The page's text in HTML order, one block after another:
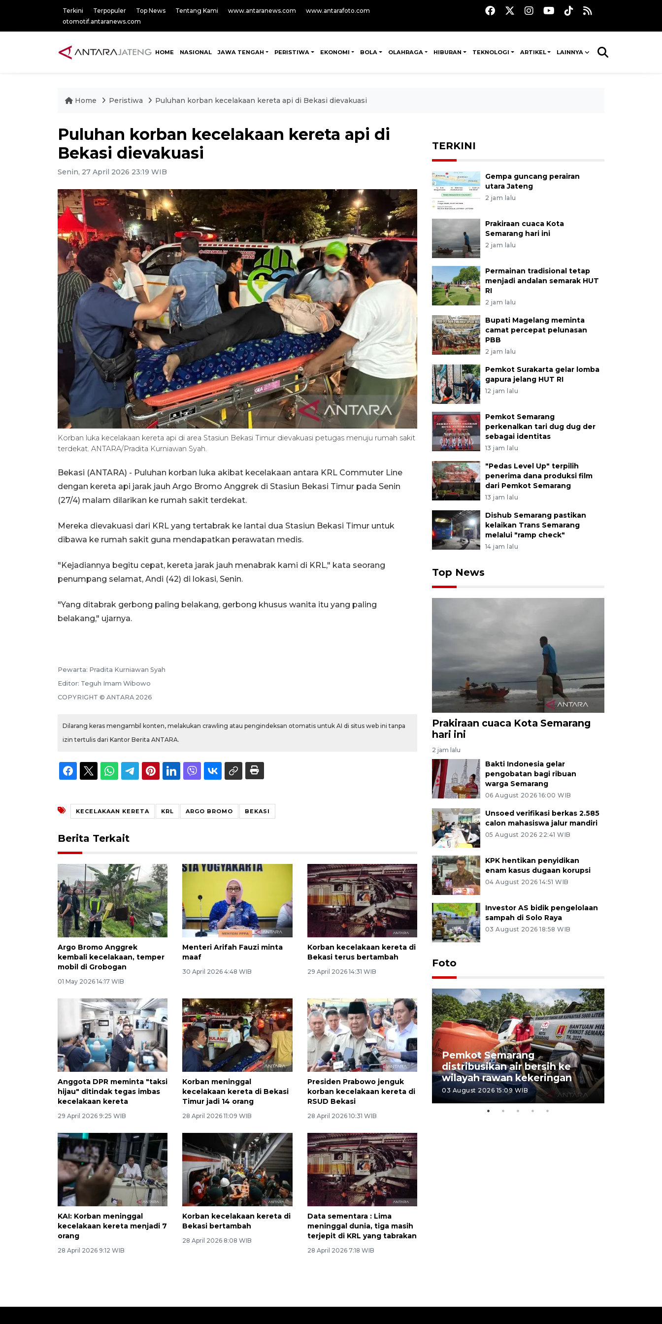
Terkini Terpopuler Top News Tentang Kami www.antaranews.com
www.antarafoto.com
otomotif.antaranews.com
HOME NASIONAL JAWA TENGAH PERISTIWA EKONOMI BOLA OLAHRAGA HIBURAN TEKNOLOGI ARTIKEL LAINNYA
Home Peristiwa Puluhan korban kecelakaan kereta api di Bekasi dievakuasi
Puluhan korban kecelakaan kereta api di
Bekasi dievakuasi
Senin, 27 April 2026 23:19 WIB
Korban luka kecelakaan kereta api di area Stasiun Bekasi Timur dievakuasi petugas menuju rumah sakit
terdekat. ANTARA/Pradita Kurniawan Syah.
Bekasi (ANTARA) - Puluhan korban luka akibat kecelakaan antara KRL Commuter Line
dengan kereta api jarak jauh Argo Bromo Anggrek di Stasiun Bekasi Timur pada Senin
(27/4) malam dilarikan ke rumah sakit terdekat.
Mereka dievakuasi dari KRL yang tertabrak ke lantai dua Stasiun Bekasi Timur untuk
dibawa ke rumah sakit guna mendapatkan perawatan medis.
"Kejadiannya begitu cepat, kereta jarak jauh menabrak kami di KRL," kata seorang
penumpang selamat, Andi (42) di lokasi, Senin.
"Yang ditabrak gerbong paling belakang, gerbong khusus wanita itu yang paling
belakang," ujarnya.
Pewarta: Pradita Kurniawan Syah
Editor: Teguh Imam Wibowo
COPYRIGHT © ANTARA 2026
Dilarang keras mengambil konten, melakukan crawling atau pengindeksan otomatis untuk AI di situs web ini tanpa
izin tertulis dari Kantor Berita ANTARA.
KECELAKAAN KERETA KRL ARGO BROMO BEKASI
Berita Terkait
Argo Bromo Anggrek
kembali kecelakaan, temper
mobil di Grobogan
01 May 2026 14:17 WIB
Menteri Arifah Fauzi minta
maaf
30 April 2026 4:48 WIB
Korban kecelakaan kereta di
Bekasi terus bertambah
29 April 2026 14:31 WIB
Anggota DPR meminta "taksi
hijau" ditindak tegas imbas
kecelakaan kereta
29 April 2026 9:25 WIB
Korban meninggal
kecelakaan kereta di Bekasi
Timur jadi 14 orang
28 April 2026 11:09 WIB
Presiden Prabowo jenguk
korban kecelakaan kereta di
RSUD Bekasi
28 April 2026 10:31 WIB
KAI: Korban meninggal
kecelakaan kereta menjadi 7
orang
28 April 2026 9:12 WIB
Korban kecelakaan kereta di
Bekasi bertambah
28 April 2026 8:08 WIB
Data sementara : Lima
meninggal dunia, tiga masih
terjepit di KRL yang tabrakan
28 April 2026 7:18 WIB
TERKINI
Gempa guncang perairan
utara Jateng
2 jam lalu
Prakiraan cuaca Kota
Semarang hari ini
2 jam lalu
Permainan tradisional tetap
menjadi andalan semarak HUT
RI
2 jam lalu
Bupati Magelang meminta
camat percepat pelunasan
PBB
2 jam lalu
Pemkot Surakarta gelar lomba
gapura jelang HUT RI
12 jam lalu
Pemkot Semarang
perkenalkan tari dug dug der
sebagai identitas
13 jam lalu
"Pedas Level Up" terpilih
penerima dana produksi film
dari Pemkot Semarang
13 jam lalu
Dishub Semarang pastikan
kelaikan Trans Semarang
melalui "ramp check"
14 jam lalu
Top News
Prakiraan cuaca Kota Semarang
hari ini
2 jam lalu
Bakti Indonesia gelar
pengobatan bagi ribuan
warga Semarang
06 August 2026 16:00 WIB
Unsoed verifikasi berkas 2.585
calon mahasiswa jalur mandiri
05 August 2026 22:41 WIB
KPK hentikan penyidikan
enam kasus dugaan korupsi
04 August 2026 14:51 WIB
Investor AS bidik pengelolaan
sampah di Solo Raya
03 August 2026 18:58 WIB
Foto
Kemarau memuncak, air
Waduk Delingan Karanganyar
menyusut
27 July 2026 20:07 WIB
Pemkot Semarang
distribusikan air bersih ke
wilayah rawan kekeringan
03 August 2026 15:09 WIB